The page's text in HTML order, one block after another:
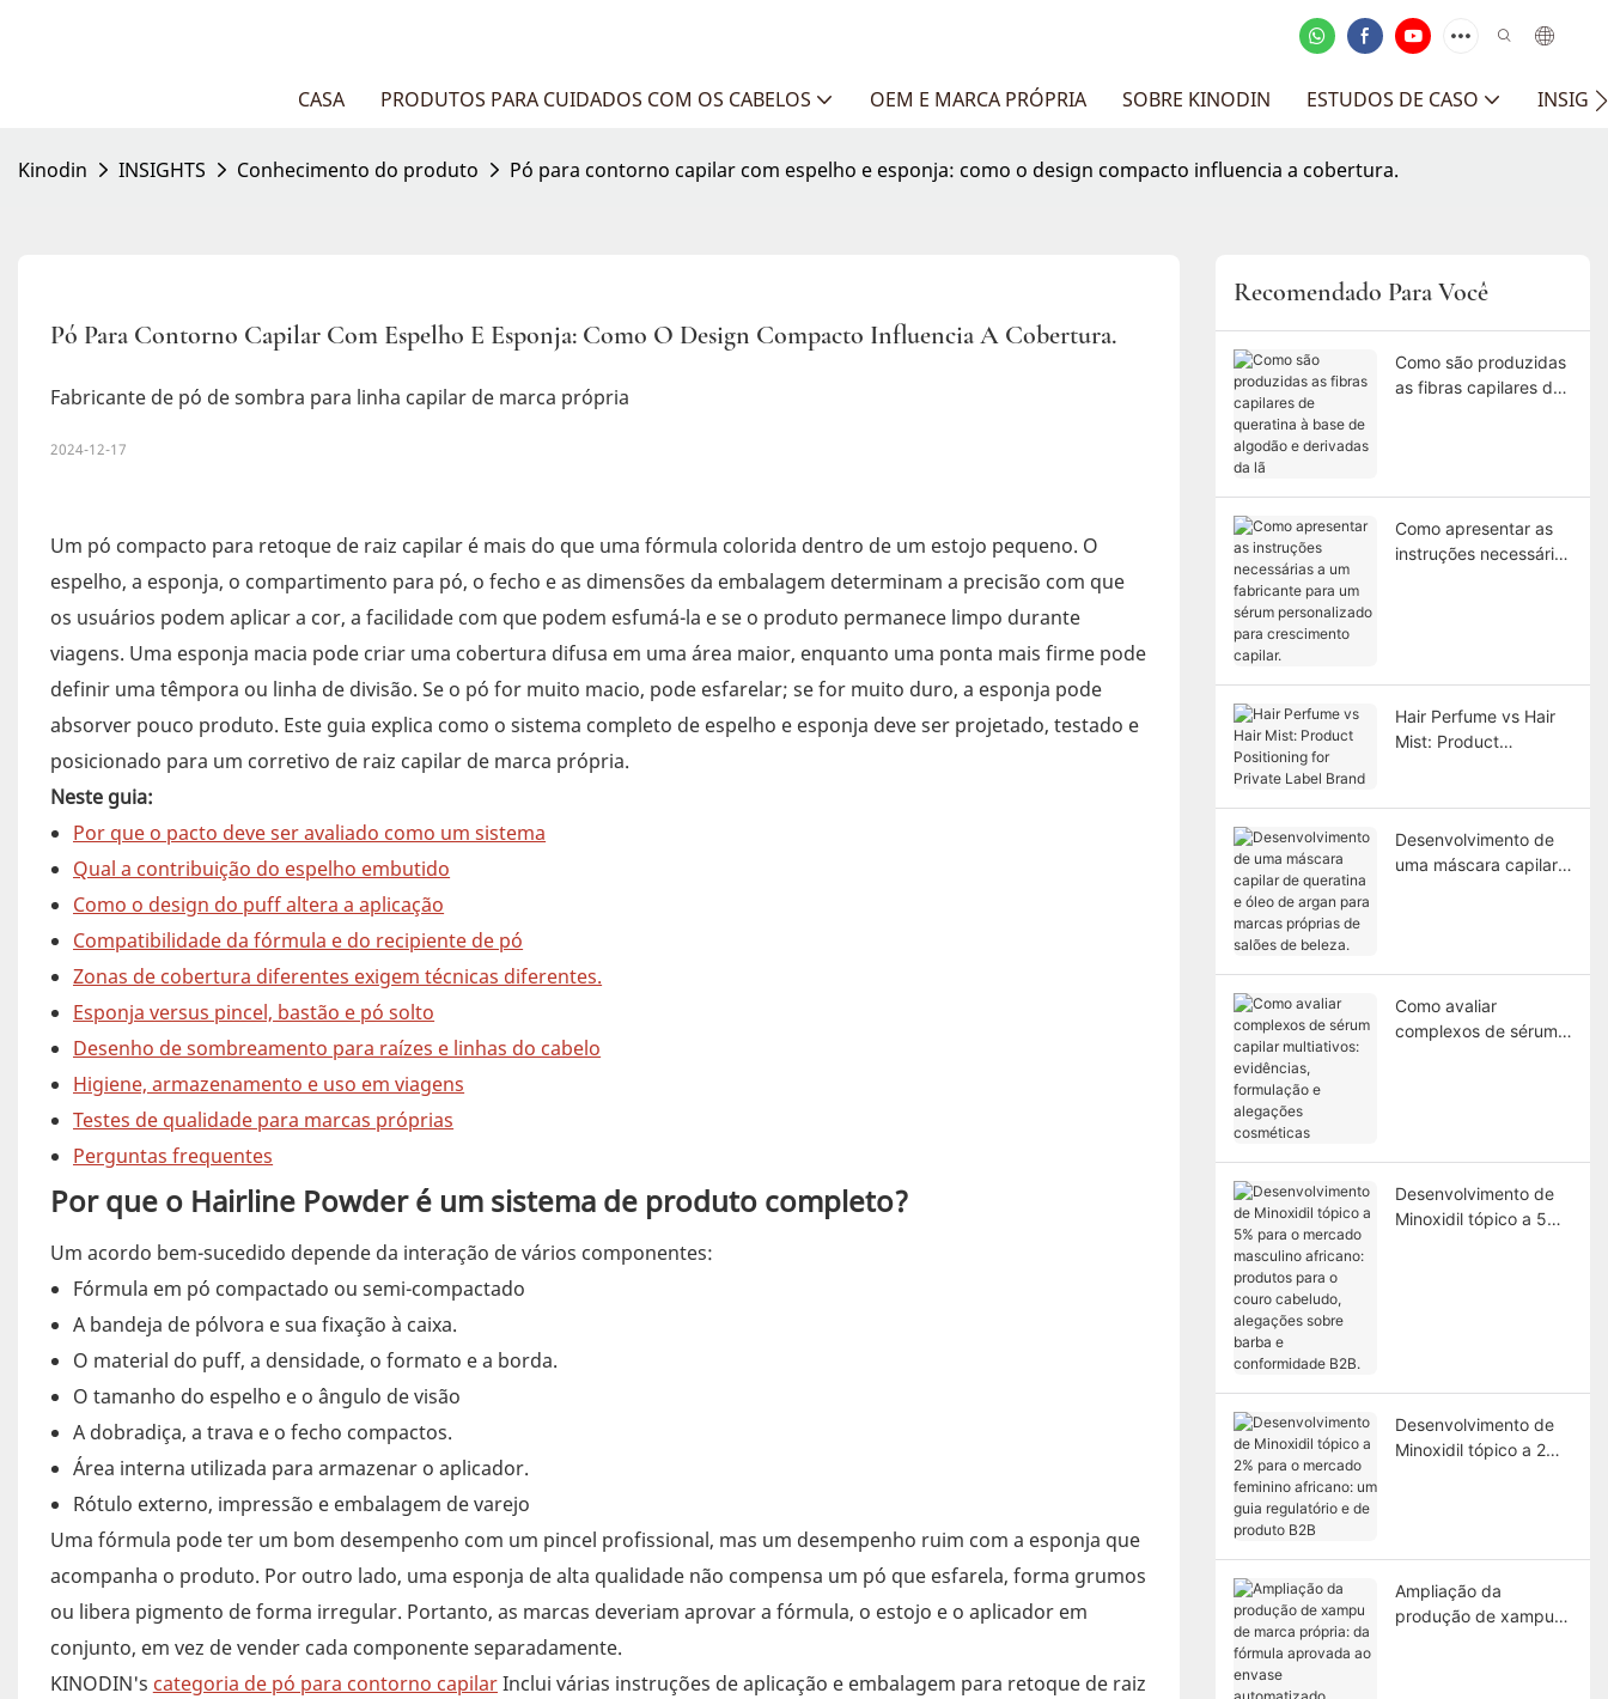
CASA PRODUTOS PARA CUIDADOS COM OS CABELOS OEM E MARCA PRÓPRIA SOBRE KINODIN ESTUDOS DE CASO
Kinodin INSIGHTS Conhecimento do produto Pó para contorno capilar com espelho e esponja: como o design compacto influencia a cobertura.
Pó Para Contorno Capilar Com Espelho E Esponja: Como O Design Compacto Influencia A Cobertura.
Fabricante de pó de sombra para linha capilar de marca própria
2024-12-17
Um pó compacto para retoque de raiz capilar é mais do que uma fórmula colorida dentro de um estojo pequeno. O
espelho, a esponja, o compartimento para pó, o fecho e as dimensões da embalagem determinam a precisão com que
os usuários podem aplicar a cor, a facilidade com que podem esfumá-la e se o produto permanece limpo durante
viagens. Uma esponja macia pode criar uma cobertura difusa em uma área maior, enquanto uma ponta mais firme pode
definir uma têmpora ou linha de divisão. Se o pó for muito macio, pode esfarelar; se for muito duro, a esponja pode
absorver pouco produto. Este guia explica como o sistema completo de espelho e esponja deve ser projetado, testado e
posicionado para um corretivo de raiz capilar de marca própria.
Neste guia:
Por que o pacto deve ser avaliado como um sistema
Qual a contribuição do espelho embutido
Como o design do puff altera a aplicação
Compatibilidade da fórmula e do recipiente de pó
Zonas de cobertura diferentes exigem técnicas diferentes.
Esponja versus pincel, bastão e pó solto
Desenho de sombreamento para raízes e linhas do cabelo
Higiene, armazenamento e uso em viagens
Testes de qualidade para marcas próprias
Perguntas frequentes
Por que o Hairline Powder é um sistema de produto completo?
Um acordo bem-sucedido depende da interação de vários componentes:
Fórmula em pó compactado ou semi-compactado
A bandeja de pólvora e sua fixação à caixa.
O material do puff, a densidade, o formato e a borda.
O tamanho do espelho e o ângulo de visão
A dobradiça, a trava e o fecho compactos.
Área interna utilizada para armazenar o aplicador.
Rótulo externo, impressão e embalagem de varejo
Uma fórmula pode ter um bom desempenho com um pincel profissional, mas um desempenho ruim com a esponja que
acompanha o produto. Por outro lado, uma esponja de alta qualidade não compensa um pó que esfarela, forma grumos
ou libera pigmento de forma irregular. Portanto, as marcas deveriam aprovar a fórmula, o estojo e o aplicador em
conjunto, em vez de vender cada componente separadamente.
KINODIN's categoria de pó para contorno capilarInclui várias instruções de aplicação e embalagem para retoque de raiz
Recomendado Para Você
Como são produzidas
as fibras capilares de
Como apresentar as
instruções necessárias
Hair Perfume vs Hair
Mist: Product
Desenvolvimento de
uma máscara capilar
Como avaliar
complexos de sérum
Desenvolvimento de
Minoxidil tópico a 5%
Desenvolvimento de
Minoxidil tópico a 2%
Ampliação da
produção de xampu